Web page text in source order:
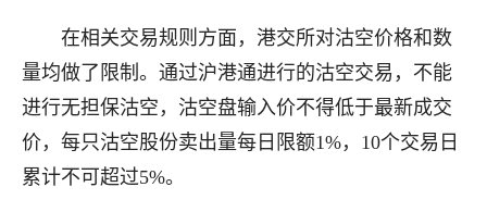
在相关交易规则方面，港交所对沽空价格和数
量均做了限制。通过沪港通进行的沽空交易，不能
进行无担保沽空，沽空盘输入价不得低于最新成交
价，每只沽空股份卖出量每日限额1%，10个交易日
累计不可超过5%。